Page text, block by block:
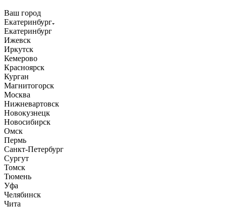
Ваш город
Екатеринбург
Екатеринбург
Ижевск
Иркутск
Кемерово
Красноярск
Курган
Магнитогорск
Москва
Нижневартовск
Новокузнецк
Новосибирск
Омск
Пермь
Санкт-Петербург
Сургут
Томск
Тюмень
Уфа
Челябинск
Чита